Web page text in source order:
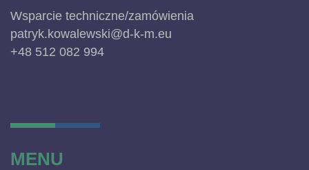
Wsparcie techniczne/zamówienia
patryk.kowalewski@d-k-m.eu
+48 512 082 994
MENU